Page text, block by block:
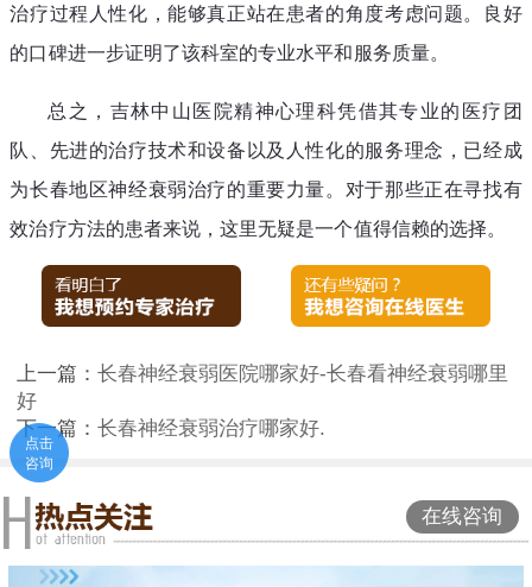
治疗过程人性化，能够真正站在患者的角度考虑问题。良好
的口碑进一步证明了该科室的专业水平和服务质量。
总之，吉林中山医院精神心理科凭借其专业的医疗团
队、先进的治疗技术和设备以及人性化的服务理念，已经成
为长春地区神经衰弱治疗的重要力量。对于那些正在寻找有
效治疗方法的患者来说，这里无疑是一个值得信赖的选择。
上一篇： 长春神经衰弱医院哪家好-长春看神经衰弱哪里
好
下一篇： 长春神经衰弱治疗哪家好.
在线咨询
点击
咨询